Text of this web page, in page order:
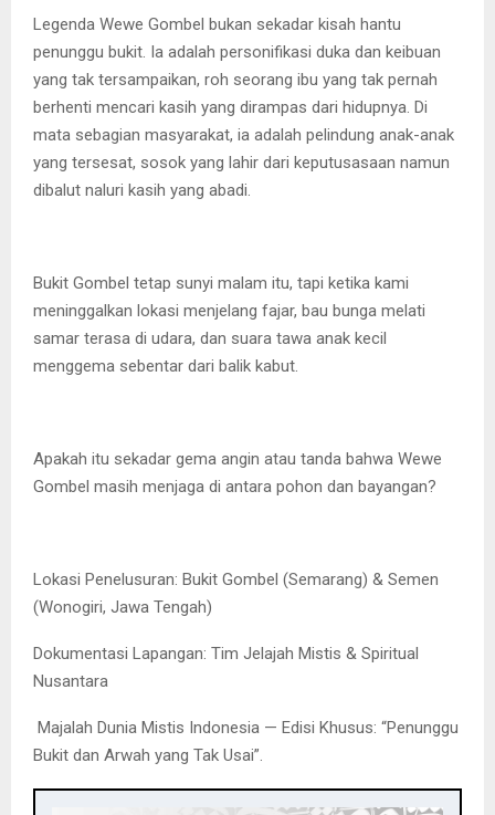
Legenda Wewe Gombel bukan sekadar kisah hantu
penunggu bukit. Ia adalah personifikasi duka dan keibuan
yang tak tersampaikan, roh seorang ibu yang tak pernah
berhenti mencari kasih yang dirampas dari hidupnya. Di
mata sebagian masyarakat, ia adalah pelindung anak-anak
yang tersesat, sosok yang lahir dari keputusasaan namun
dibalut naluri kasih yang abadi.
Bukit Gombel tetap sunyi malam itu, tapi ketika kami
meninggalkan lokasi menjelang fajar, bau bunga melati
samar terasa di udara, dan suara tawa anak kecil
menggema sebentar dari balik kabut.
Apakah itu sekadar gema angin atau tanda bahwa Wewe
Gombel masih menjaga di antara pohon dan bayangan?
Lokasi Penelusuran: Bukit Gombel (Semarang) & Semen
(Wonogiri, Jawa Tengah)
Dokumentasi Lapangan: Tim Jelajah Mistis & Spiritual
Nusantara
️ Majalah Dunia Mistis Indonesia — Edisi Khusus: “Penunggu
Bukit dan Arwah yang Tak Usai”.